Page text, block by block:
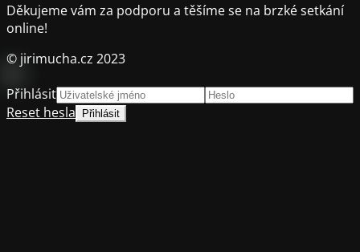
Děkujeme vám za podporu a těšíme se na brzké setkání
online!
© jirimucha.cz 2023
Přihlásit
Reset hesla